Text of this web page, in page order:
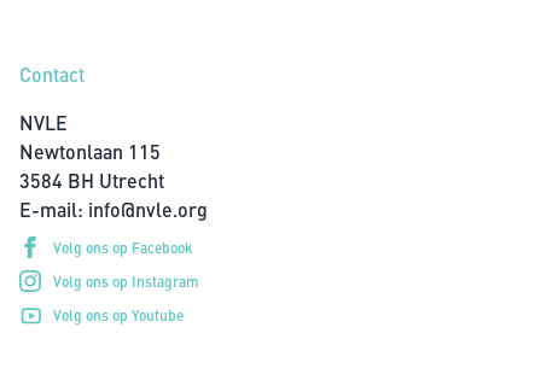
Contact
NVLE
Newtonlaan 115
3584 BH Utrecht
E-mail: info@nvle.org
Volg ons op Facebook
Volg ons op Instagram
Volg ons op Youtube